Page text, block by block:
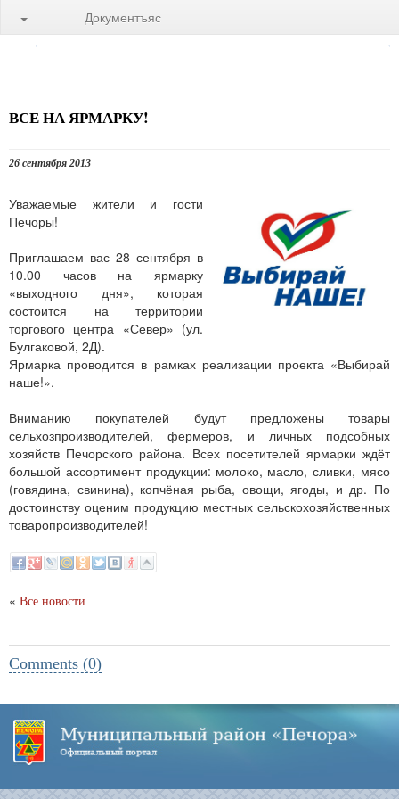
Документъяс
ВСЕ НА ЯРМАРКУ!
26 сентября 2013
Уважаемые жители и гости
Печоры!
Приглашаем вас 28 сентября в
10.00 часов на ярмарку
«выходного дня», которая
состоится на территории
торгового центра «Север» (ул.
Булгаковой, 2Д).
Ярмарка проводится в рамках реализации проекта «Выбирай
наше!».
Вниманию покупателей будут предложены товары
сельхозпроизводителей, фермеров, и личных подсобных
хозяйств Печорского района. Всех посетителей ярмарки ждёт
большой ассортимент продукции: молоко, масло, сливки, мясо
(говядина, свинина), копчёная рыба, овощи, ягоды, и др. По
достоинству оценим продукцию местных сельскохозяйственных
товаропроизводителей!
« Все новости
Comments (0)